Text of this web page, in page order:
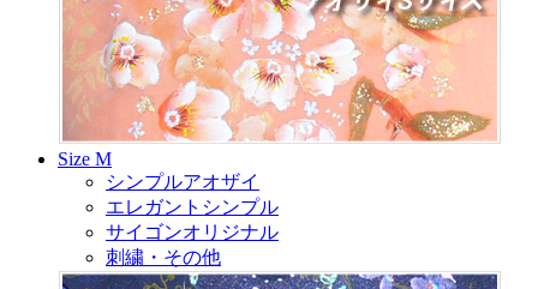
Size M
シンプルアオザイ
エレガントシンプル
サイゴンオリジナル
刺繍・その他